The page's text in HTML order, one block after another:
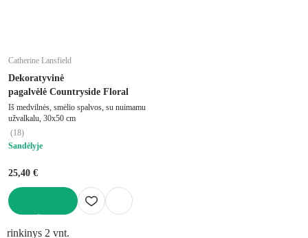
Catherine Lansfield
Dekoratyvinė
pagalvėlė Countryside Floral
Iš medvilnės, smėlio spalvos, su nuimamu
užvalkalu, 30x50 cm
(18)
Sandėlyje
25,40 €
rinkinys 2 vnt.